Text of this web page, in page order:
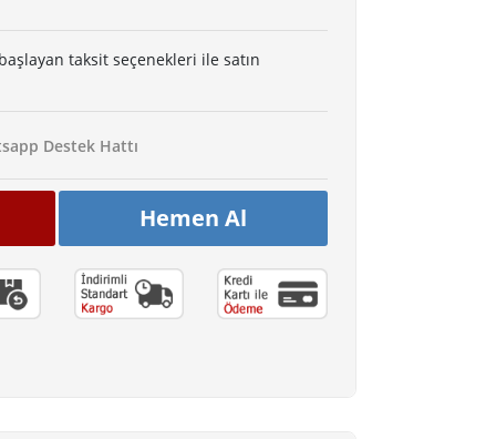
taksit seçenekleri ile satın
Destek Hattı
Hemen Al